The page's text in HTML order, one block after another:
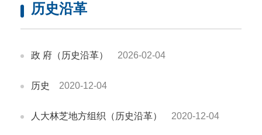
历史沿革
政 府（历史沿革） 2026-02-04
历史 2020-12-04
人大林芝地方组织（历史沿革） 2020-12-04